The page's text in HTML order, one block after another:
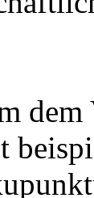
dem